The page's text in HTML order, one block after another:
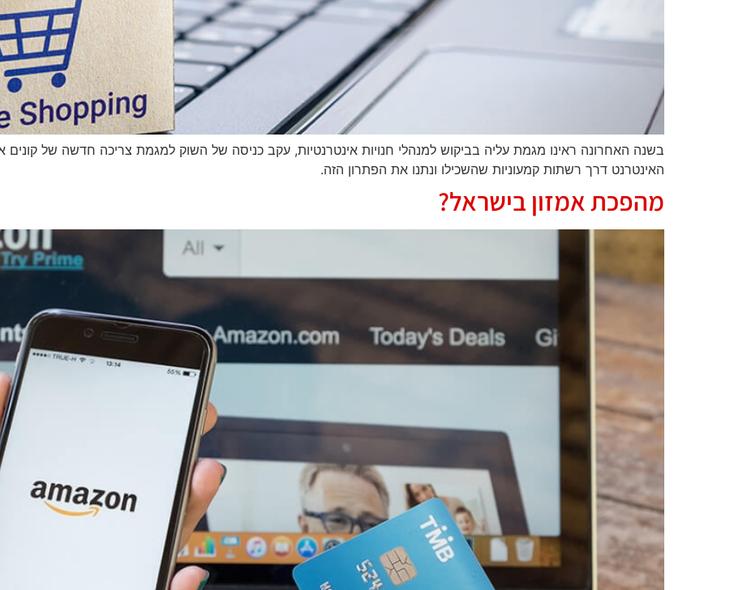
בשנה האחרונה ראינו מגמת עליה בביקוש למנהלי חנויות אינטרנטיות, עקב כניסה של השוק למגמת צריכה חדשה של קונים
האינטרנט דרך רשתות קמעוניות שהשכילו ונתנו את הפתרון הזה.
מהפכת אמזון בישראל?